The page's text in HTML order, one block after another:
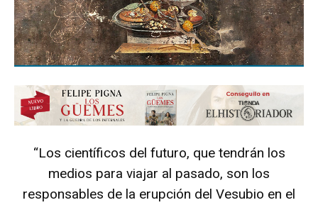
“Los científicos del futuro, que tendrán los
medios para viajar al pasado, son los
responsables de la erupción del Vesubio en el